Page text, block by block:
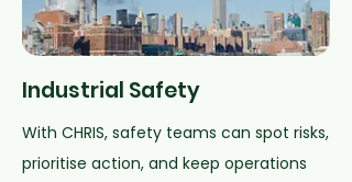
Industrial Safety
With CHRIS, safety teams can spot risks,
prioritise action, and keep operations